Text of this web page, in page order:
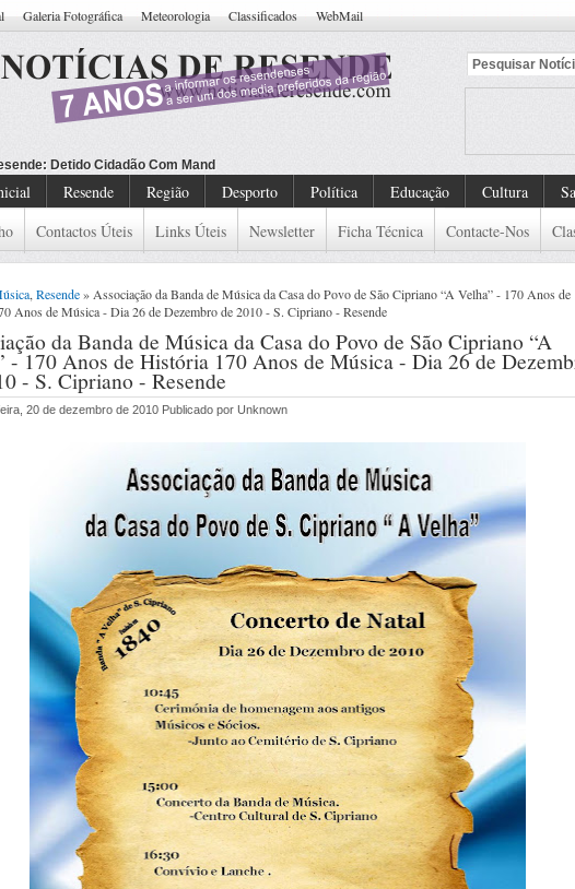
Galeria Fotográfica Meteorologia Classificados WebMail
Detido Cidadão Com Mandado De Detenção Europe
Resende Região Desporto Política Educação Cultura
Contactos Úteis Links Úteis Newsletter Ficha Técnica Contacte-Nos
Resende» Associação da Banda de Música da Casa do Povo de São Cipriano “A Velha” - 170 Anos de
Anos de Música - Dia 26 de Dezembro de 2010 - S. Cipriano - Resende
da Banda de Música da Casa do Povo de São Cipriano “A
- 170 Anos de História 170 Anos de Música - Dia 26 de
- S. Cipriano - Resende
20 de dezembro de 2010 Publicado por Unknown